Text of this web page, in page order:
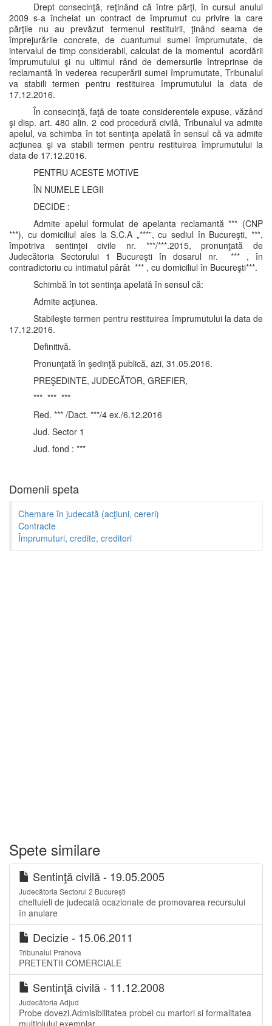
Drept consecinţă, reţinând că între părţi, în cursul anului
2009 s-a încheiat un contract de împrumut cu privire la care
părţile nu au prevăzut termenul restituirii, ţinând seama de
împrejurările concrete, de cuantumul sumei împrumutate, de
intervalul de timp considerabil, calculat de la momentul acordării
împrumutului şi nu ultimul rând de demersurile întreprinse de
reclamantă în vederea recuperării sumei împrumutate, Tribunalul
va stabili termen pentru restituirea împrumutului la data de
17.12.2016.
În consecinţă, faţă de toate considerentele expuse, văzând
şi disp. art. 480 alin. 2 cod procedură civilă, Tribunalul va admite
apelul, va schimba în tot sentinţa apelată în sensul că va admite
acţiunea şi va stabili termen pentru restituirea împrumutului la
data de 17.12.2016.
PENTRU ACESTE MOTIVE
ÎN NUMELE LEGII
DECIDE :
Admite apelul formulat de apelanta reclamantă *** (CNP
***), cu domiciliul ales la S.C.A „***”, cu sediul în Bucureşti, ***,
împotriva sentinţei civile nr. ***/***.2015, pronunţată de
Judecătoria Sectorului 1 Bucureşti în dosarul nr. *** , în
contradictoriu cu intimatul pârât *** , cu domiciliul în Bucureşti***.
Schimbă în tot sentinţa apelată în sensul că:
Admite acţiunea.
Stabileşte termen pentru restituirea împrumutului la data de
17.12.2016.
Definitivă.
Pronunţată în şedinţă publică, azi, 31.05.2016.
PREŞEDINTE, JUDECĂTOR, GREFIER,
*** *** ***
Red. *** /Dact. ***/4 ex./6.12.2016
Jud. Sector 1
Jud. fond : ***
Domenii speta
Chemare în judecată (acţiuni, cereri)
Contracte
Împrumuturi, credite, creditori
Spete similare
Sentinţă civilă - 19.05.2005
Judecătoria Sectorul 2 București
cheltuieli de judecată ocazionate de promovarea recursului
în anulare
Decizie - 15.06.2011
Tribunalul Prahova
PRETENTII COMERCIALE
Sentinţă civilă - 11.12.2008
Judecătoria Adjud
Probe dovezi.Admisibilitatea probei cu martori si formalitatea
multiplului exemplar